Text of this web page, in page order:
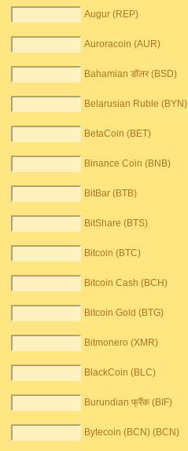
Augur (REP)
Auroracoin (AUR)
Bahamian डॉलर (BSD)
Belarusian Ruble (BYN)
BetaCoin (BET)
Binance Coin (BNB)
BitBar (BTB)
BitShare (BTS)
Bitcoin (BTC)
Bitcoin Cash (BCH)
Bitcoin Gold (BTG)
Bitmonero (XMR)
BlackCoin (BLC)
Burundian फ्रैंक (BIF)
Bytecoin (BCN) (BCN)